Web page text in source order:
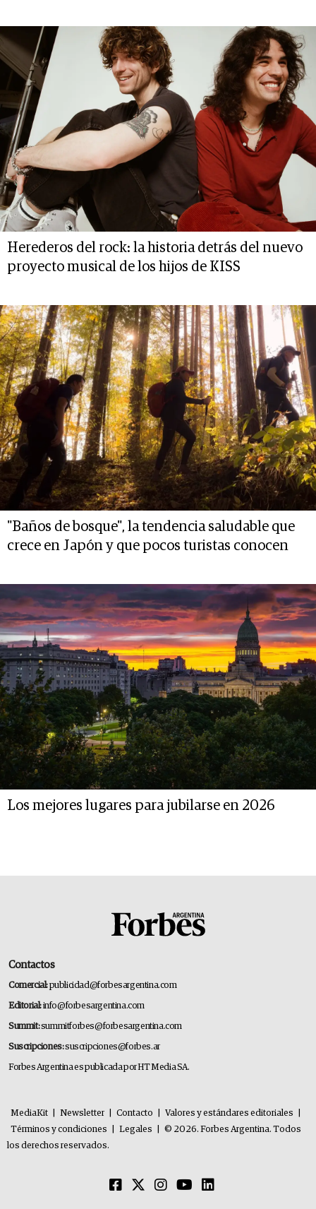
Herederos del rock: la historia detrás del nuevo
proyecto musical de los hijos de KISS
"Baños de bosque", la tendencia saludable que
crece en Japón y que pocos turistas conocen
Los mejores lugares para jubilarse en 2026
Contactos
Comercial:publicidad@forbesargentina.com
Editorial:info@forbesargentina.com
Summit:summitforbes@forbesargentina.com
Suscripciones:suscripciones@forbes.ar
Forbes Argentina es publicada por HT Media SA.
MediaKit Newsletter Contacto Valores y estándares editoriales
Términos y condiciones
Legales
© 2026. Forbes Argentina. Todos
los derechos reservados.